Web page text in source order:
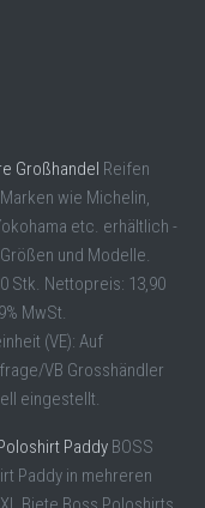
Großhandel Reifen
wie Michelin,
etc. erhältlich -
und Modelle.
Stk. Nettopreis: 13,90
MwSt.
(VE): Auf
VB Grosshändler
eingestellt.
Paddy BOSS
Paddy in mehreren